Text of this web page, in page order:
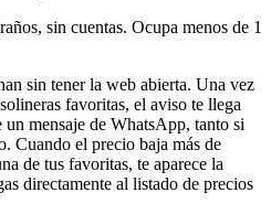
sin cuentas. Ocupa menos de 1
sin tener la web abierta. Una vez
favoritas, el aviso te llega
mensaje de WhatsApp, tanto si
Cuando el precio baja más de
de tus favoritas, te aparece la
directamente al listado de precios